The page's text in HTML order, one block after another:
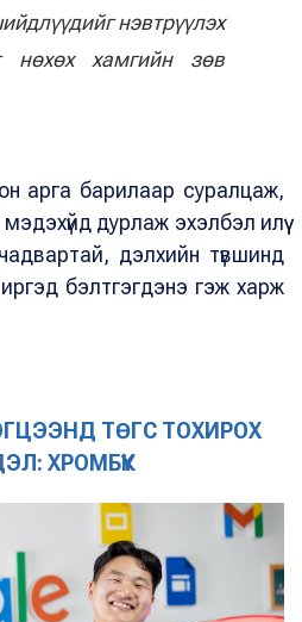
нэвтрүүлэх
нөхөх хамгийн зөв
арга барилаар суралцаж,
дурлаж эхэлбэл илүү
дэлхийн түвшинд
бэлтгэгдэнэ гэж харж
ТӨГС ТОХИРОХ
ХРОМБҮҮК